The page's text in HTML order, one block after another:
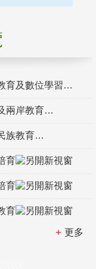
育及數位學習
兩岸教育
族教育
育
育
育
更多